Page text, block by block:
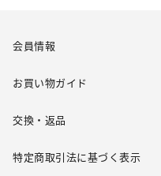
会員情報
お買い物ガイド
交換・返品
特定商取引法に基づく表示